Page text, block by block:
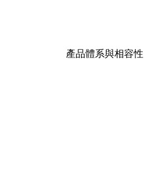
產品體系與相容性